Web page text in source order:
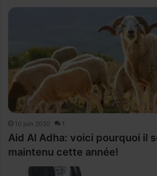
10 juin 2020 1
Aid Al Adha: voici pourquoi il
maintenu cette année!